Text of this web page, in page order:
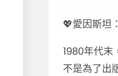
💖愛因斯坦
1980年代末
不是為了出